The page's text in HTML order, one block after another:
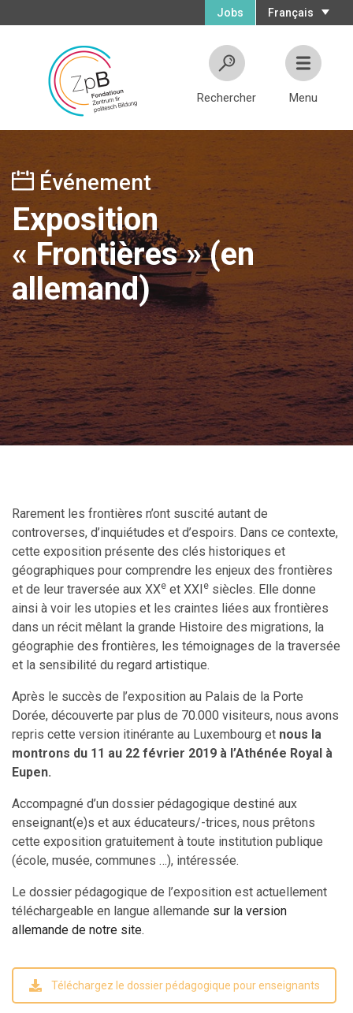
Français
Jobs
Rechercher Menu
Événement
Exposition
« Frontières » (en
allemand)
Rarement les frontières n’ont suscité autant de
controverses, d’inquiétudes et d’espoirs. Dans ce contexte,
cette exposition présente des clés historiques et
géographiques pour comprendre les enjeux des frontières
et de leur traversée aux XXe et XXIe siècles. Elle donne
ainsi à voir les utopies et les craintes liées aux frontières
dans un récit mêlant la grande Histoire des migrations, la
géographie des frontières, les témoignages de la traversée
et la sensibilité du regard artistique.
Après le succès de l’exposition au Palais de la Porte
Dorée, découverte par plus de 70.000 visiteurs, nous avons
repris cette version itinérante au Luxembourg et nous la
montrons du 11 au 22 février 2019 à l’Athénée Royal à
Eupen.
Accompagné d’un dossier pédagogique destiné aux
enseignant(e)s et aux éducateurs/-trices, nous prêtons
cette exposition gratuitement à toute institution publique
(école, musée, communes …), intéressée.
Le dossier pédagogique de l’exposition est actuellement
téléchargeable en langue allemande sur la version
allemande de notre site.
Téléchargez le dossier pédagogique pour enseignants